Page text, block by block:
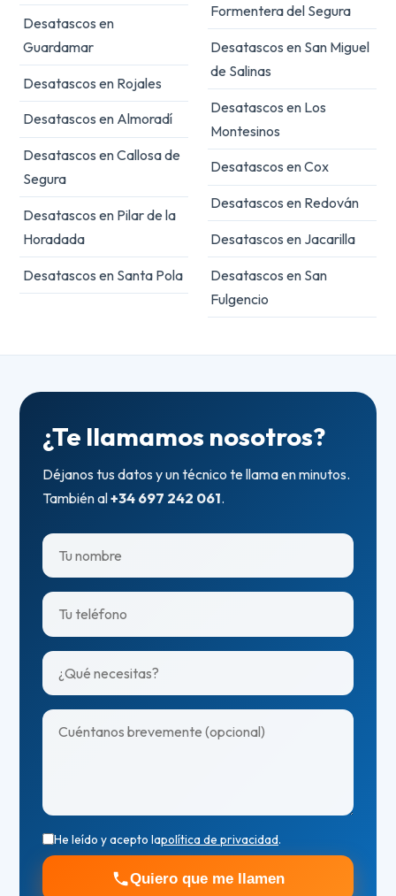
Desatascos en
Guardamar
Desatascos en Rojales
Desatascos en Almoradí
Desatascos en Callosa de
Segura
Desatascos en Pilar de la
Horadada
Desatascos en Santa Pola
Formentera del Segura
Desatascos en San Miguel
de Salinas
Desatascos en Los
Montesinos
Desatascos en Cox
Desatascos en Redován
Desatascos en Jacarilla
Desatascos en San
Fulgencio
¿Te llamamos nosotros?
Déjanos tus datos y un técnico te llama en minutos.
También al+34 697 242 061.
He leído y acepto lapolítica de privacidad.
Quiero que me llamen